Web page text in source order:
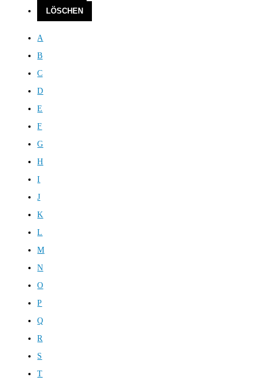
A
B
C
D
E
F
G
H
I
J
K
L
M
N
O
P
Q
R
S
T